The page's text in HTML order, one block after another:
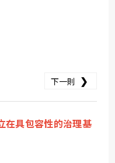
下一則 ❯
在具包容性的治理基